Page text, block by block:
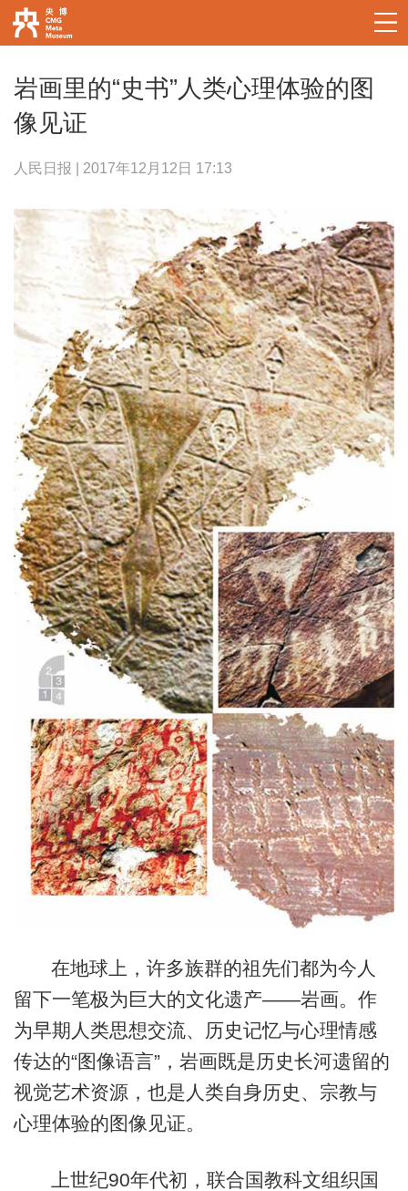
岩画里的“史书”人类心理体验的图
像见证
人民日报 | 2017年12月12日 17:13
在地球上，许多族群的祖先们都为今人
留下一笔极为巨大的文化遗产——岩画。作
为早期人类思想交流、历史记忆与心理情感
传达的“图像语言”，岩画既是历史长河遗留的
视觉艺术资源，也是人类自身历史、宗教与
心理体验的图像见证。
上世纪90年代初，联合国教科文组织国